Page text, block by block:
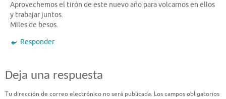
Aprovechemos el tirón de este nuevo año para volcarnos en ellos
y trabajar juntos.
Miles de besos.
Responder
Deja una respuesta
Tu dirección de correo electrónico no será publicada. Los campos obligatorios